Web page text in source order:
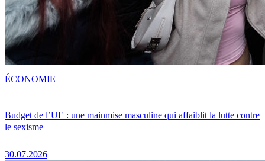
Budget de l’UE : une mainmise masculine qui affaiblit la lutte contre
le sexisme
30.07.2026
ÉCONOMIE